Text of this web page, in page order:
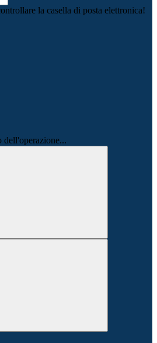
la casella di posta elettronica!
dell'operazione...